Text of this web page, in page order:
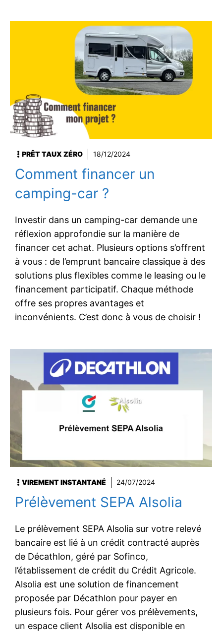
PRÊT TAUX ZÉRO 18/12/2024
Comment financer un
camping-car ?
Investir dans un camping-car demande une
réflexion approfondie sur la manière de
financer cet achat. Plusieurs options s’offrent
à vous : de l’emprunt bancaire classique à des
solutions plus flexibles comme le leasing ou le
financement participatif. Chaque méthode
offre ses propres avantages et
inconvénients. C’est donc à vous de choisir !
VIREMENT INSTANTANÉ 24/07/2024
Prélèvement SEPA Alsolia
Le prélèvement SEPA Alsolia sur votre relevé
bancaire est lié à un crédit contracté auprès
de Décathlon, géré par Sofinco,
l’établissement de crédit du Crédit Agricole.
Alsolia est une solution de financement
proposée par Décathlon pour payer en
plusieurs fois. Pour gérer vos prélèvements,
un espace client Alsolia est disponible en